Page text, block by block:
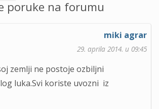
poruke na forumu
miki agrar
29. aprila 2014. u 09:45
zemlji ne postoje ozbiljni
luka.Svi koriste uvozni iz